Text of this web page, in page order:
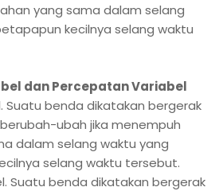
yang sama dalam selang
kecilnya selang waktu
dan Percepatan Variabel
Suatu benda dikatakan bergerak
ubah jika menempuh
dalam selang waktu yang
selang waktu tersebut.
Suatu benda dikatakan bergerak